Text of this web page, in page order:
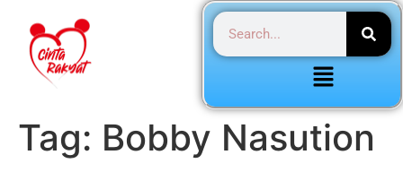
Tag: Bobby Nasution